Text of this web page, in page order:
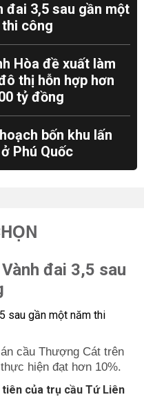
đai 3,5 sau gần một
thi công
Hòa đề xuất làm
thị hỗn hợp hơn
tỷ đồng
bốn khu lấn
Phú Quốc
đai 3,5 sau
cầu Thượng Cát trên
hiện đạt hơn 10%.
của trụ cầu Tứ Liên